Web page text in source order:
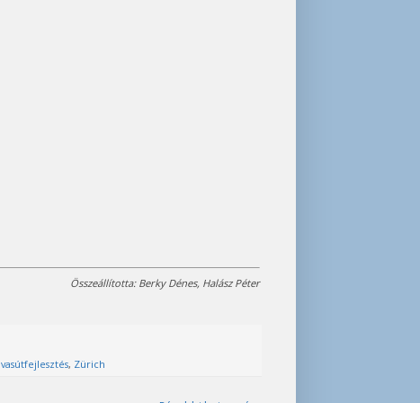
Összeállította: Berky Dénes, Halász Péter
vasútfejlesztés, Zürich